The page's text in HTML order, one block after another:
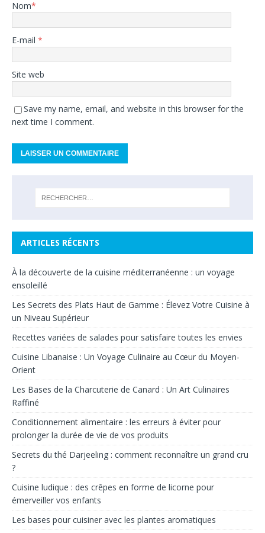
Nom*
E-mail *
Site web
Save my name, email, and website in this browser for the
next time I comment.
ARTICLES RÉCENTS
À la découverte de la cuisine méditerranéenne : un voyage
ensoleillé
Les Secrets des Plats Haut de Gamme : Élevez Votre Cuisine à
un Niveau Supérieur
Recettes variées de salades pour satisfaire toutes les envies
Cuisine Libanaise : Un Voyage Culinaire au Cœur du Moyen-
Orient
Les Bases de la Charcuterie de Canard : Un Art Culinaires
Raffiné
Conditionnement alimentaire : les erreurs à éviter pour
prolonger la durée de vie de vos produits
Secrets du thé Darjeeling : comment reconnaître un grand cru
?
Cuisine ludique : des crêpes en forme de licorne pour
émerveiller vos enfants
Les bases pour cuisiner avec les plantes aromatiques